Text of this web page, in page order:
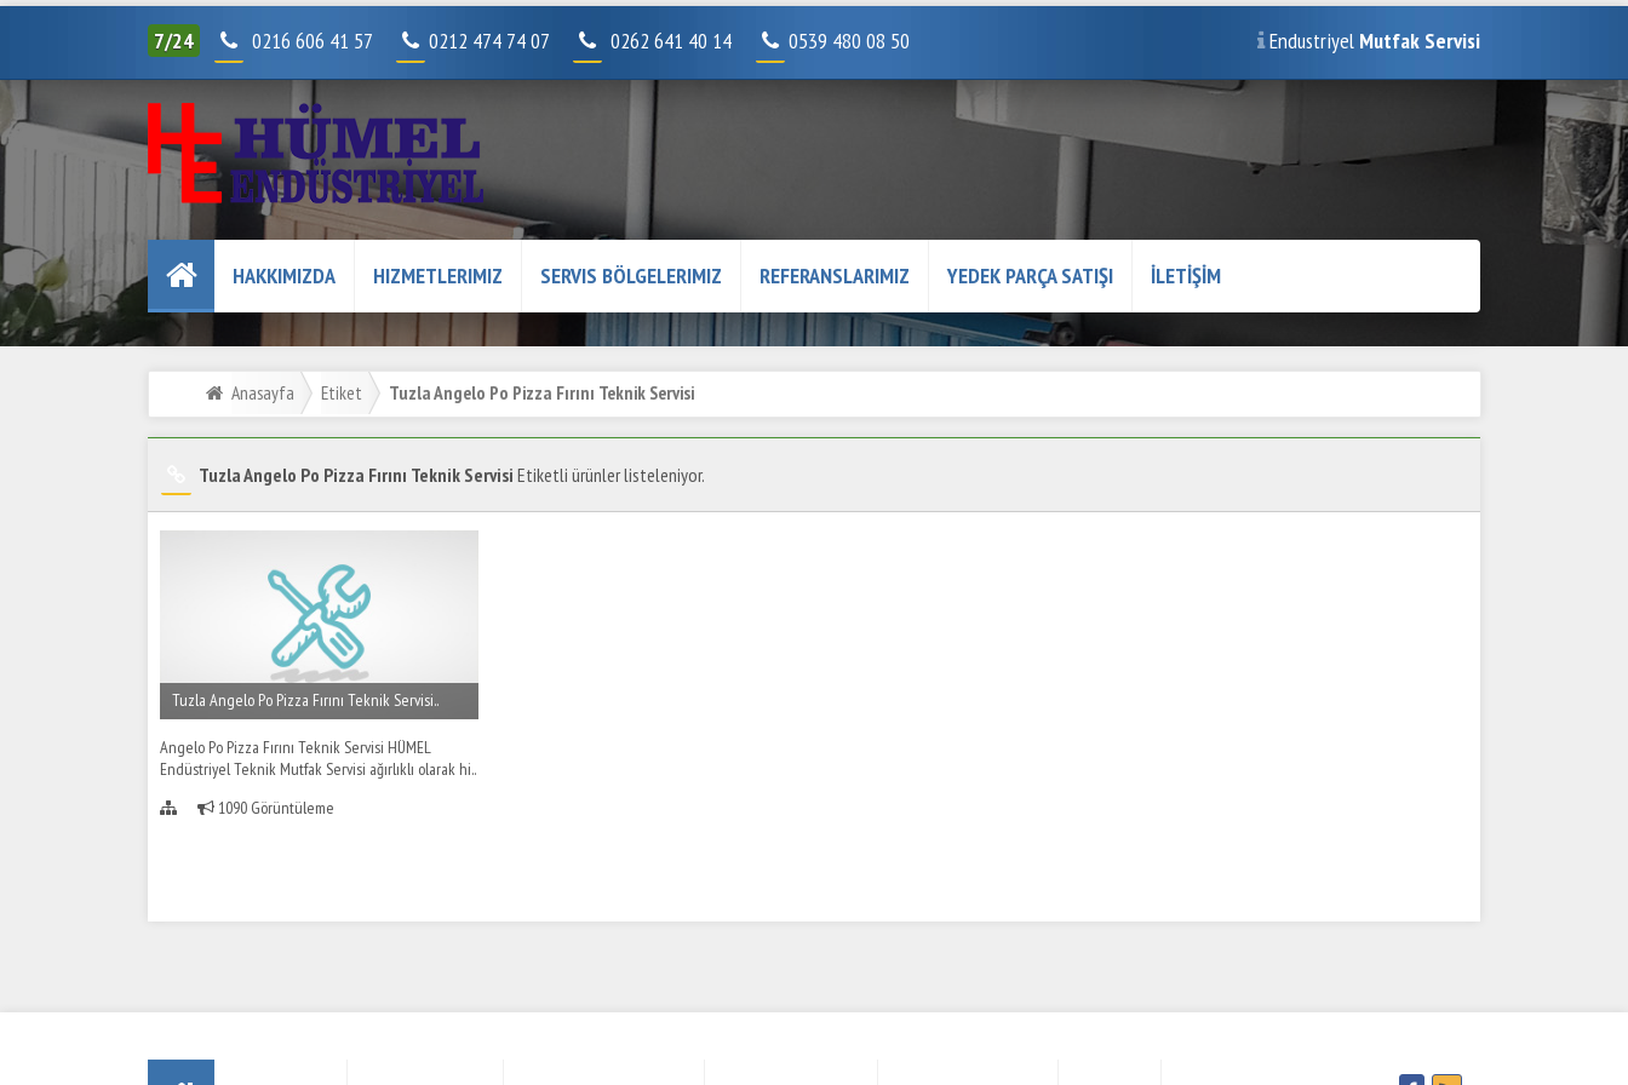
7/24 0216 606 41 57 0212 474 74 07 0262 641 40 14 0539 480 08 50 Endustriyel Mutfak Servisi
HAKKIMIZDA HIZMETLERIMIZ SERVIS BÖLGELERIMIZ REFERANSLARIMIZ YEDEK PARÇA SATIŞI İLETİŞİM
Anasayfa Etiket Tuzla Angelo Po Pizza Fırını Teknik Servisi
Tuzla Angelo Po Pizza Fırını Teknik Servisi Etiketli ürünler listeleniyor.
Tuzla Angelo Po Pizza Fırını Teknik Servisi..
Angelo Po Pizza Fırını Teknik Servisi HÜMEL
Endüstriyel Teknik Mutfak Servisi ağırlıklı olarak hi..
1090 Görüntüleme